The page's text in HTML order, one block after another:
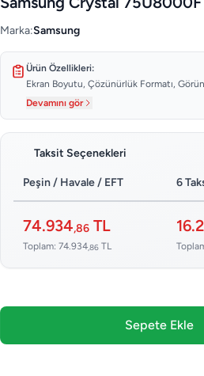
Marka:Samsung
Ürün Özellikleri:
Ekran Boyutu, Çözünürlük Formatı,
Devamını gör
Taksit Seçenekleri
Peşin / Havale / EFT 6
74.934,86 TL
Toplam: 74.934,86 TL
Sepete Ekle